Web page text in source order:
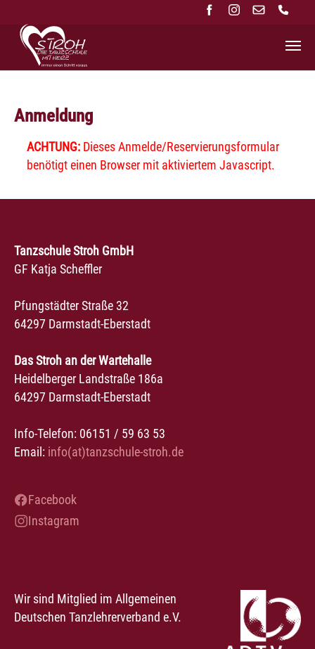
Anmeldung
ACHTUNG:Dieses Anmelde/Reservierungsformular
benötigt einen Browser mit aktiviertem Javascript.
Tanzschule Stroh GmbH
GF Katja Scheffler
Pfungstädter Straße 32
64297 Darmstadt-Eberstadt
Das Stroh an der Wartehalle
Heidelberger Landstraße 186a
64297 Darmstadt-Eberstadt
Info-Telefon: 06151 / 59 63 53
Email: info(at)tanzschule-stroh.de
Facebook
Instagram
Wir sind Mitglied im Allgemeinen
Deutschen Tanzlehrerverband e.V.